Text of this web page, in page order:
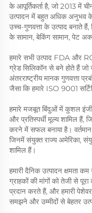
के आपूर्तिकर्ता है, जो 2013 में
उत्पादन में बहुत अधिक अनुभव के
उच्च-गुणवत्ता के उत्पाद बनाते
के सामान, बेकिंग सामान, पेट
हमारे सभी उत्पाद FDA और
ग्रेड सिलिकॉन से बने होते हैं जो
अंतरराष्ट्रीय मानक गुणवत्ता
जैसा कि हमारे ISO 9001
हमारे मजबूत बिंदुओं में कुशल
और प्रतिस्पर्धी मूल्य शामिल हैं,
करने में सफल बनाया है।
जिनमें संयुक्त राज्य अमेरिका,
शामिल हैं।
हमारी दैनिक उत्पादन क्षमता
ग्राहकों की मांगों को तेजी से
प्रदान करते हैं, और हमारी
समझने और उम्मीदों से बेहतर